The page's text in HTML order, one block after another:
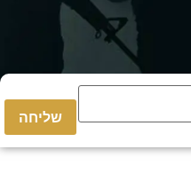
Please
leave
this
field